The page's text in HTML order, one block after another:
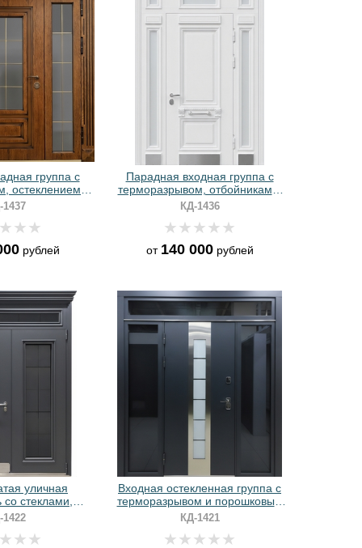
группа с
остеклением и
МДФ
1437
рублей
Парадная входная группа с
терморазрывом, отбойниками,
стеклами и белыми панелями
МДФ RAL с багетом
КД-1436
от 140 000рублей
уличная
стеклами,
и
покрытием
1422
Входная остекленная группа с
терморазрывом и порошковым
черным окрашиванием
КД-1421